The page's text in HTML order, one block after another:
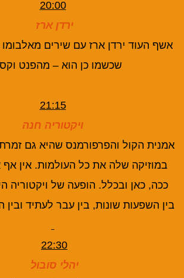
20:00
ירדן ארז
אשף העוד ירדן ארז עם שירים
שכשמו כן הוא – מהפנט
21:15
ויקטוריה חנה
אמנית הקול והפרפורמנס שהיא גם
במוזיקה שלה את כל העולמות. אין
ככה, כאן ובכלל. הופעה של ויקטוריה
בין השפעות שונות, בין עבר לעתיד ובין
22:30
יהלי סובול